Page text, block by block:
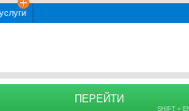
SOUTH PATTAYA (ex. MEMO SUITE
3*
BARON BEACH 3*
JOMTIEN 4*
Подробнее о
ПЕРЕЙТИ